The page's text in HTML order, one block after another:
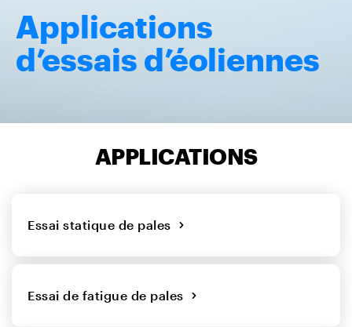
Applications
d’essais d’éoliennes
APPLICATIONS
Essai statique de pales
Essai de fatigue de pales